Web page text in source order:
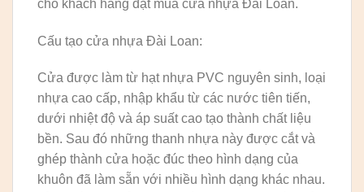
cho khách hàng đặt mua cửa nhựa Đài Loan.
Cấu tạo cửa nhựa Đài Loan:
Cửa được làm từ hạt nhựa PVC nguyên sinh, loại
nhựa cao cấp, nhập khẩu từ các nước tiên tiến,
dưới nhiệt độ và áp suất cao tạo thành chất liệu
bền. Sau đó những thanh nhựa này được cắt và
ghép thành cửa hoặc đúc theo hình dạng của
khuôn đã làm sẵn với nhiều hình dạng khác nhau.